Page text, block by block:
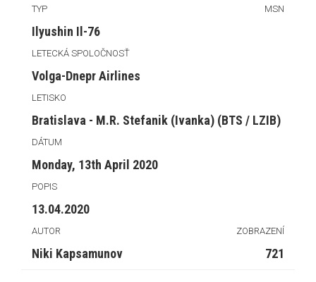
TYP MSN
Ilyushin Il-76
LETECKÁ SPOLOČNOSŤ
Volga-Dnepr Airlines
LETISKO
Bratislava - M.R. Stefanik (Ivanka) (BTS / LZIB)
DÁTUM
Monday, 13th April 2020
POPIS
13.04.2020
AUTOR ZOBRAZENÍ
Niki Kapsamunov 721